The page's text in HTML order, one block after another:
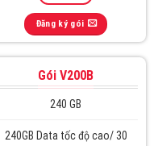
Đăng ký gói
Gói V200B
240 GB
240GB Data tốc độ cao/ 30